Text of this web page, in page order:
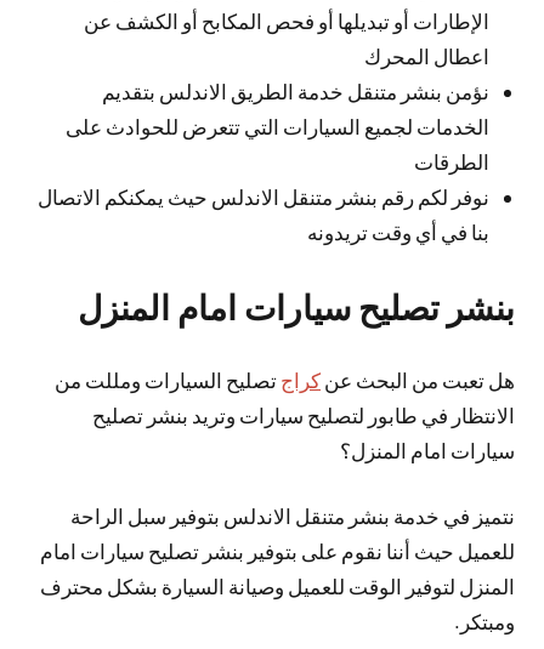
الإطارات أو تبديلها أو فحص المكابح أو الكشف عن
اعطال المحرك
نؤمن بنشر متنقل خدمة الطريق الاندلس بتقديم
الخدمات لجميع السيارات التي تتعرض للحوادث على
الطرقات
نوفر لكم رقم بنشر متنقل الاندلس حيث يمكنكم الاتصال
بنا في أي وقت تريدونه
بنشر تصليح سيارات امام المنزل
هل تعبت من البحث عن كراج تصليح السيارات ومللت من
الانتظار في طابور لتصليح سيارات وتريد بنشر تصليح
سيارات امام المنزل؟
نتميز في خدمة بنشر متنقل الاندلس بتوفير سبل الراحة
للعميل حيث أننا نقوم على بتوفير بنشر تصليح سيارات امام
المنزل لتوفير الوقت للعميل وصيانة السيارة بشكل محترف
ومبتكر.